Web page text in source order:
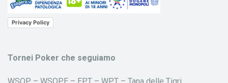
Privacy Policy
Tornei Poker che seguiamo